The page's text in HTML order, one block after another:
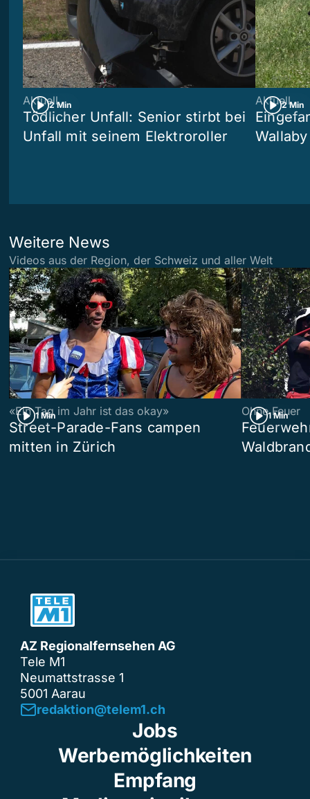
2 Min
Aktuell
Tödlicher Unfall: Senior stirbt bei
Unfall mit seinem Elektroroller
2 Min
Aktuell
Weitere News
Videos aus der Region, der Schweiz und aller Welt
1 Min
«Ein Tag im Jahr ist das okay»
Street-Parade-Fans campen
mitten in Zürich
1 Min
Ohne Feuer
AZ Regionalfernsehen AG
Tele M1
Neumattstrasse 1
5001 Aarau
redaktion@telem1.ch
Jobs
Werbemöglichkeiten
Empfang